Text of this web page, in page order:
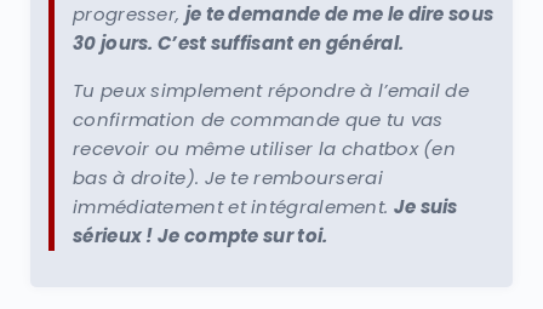
progresser, je te demande de me le dire sous
30 jours. C’est suffisant en général.
Tu peux simplement répondre à l’email de
confirmation de commande que tu vas
recevoir ou même utiliser la chatbox (en
bas à droite). Je te rembourserai
immédiatement et intégralement. Je suis
sérieux ! Je compte sur toi.